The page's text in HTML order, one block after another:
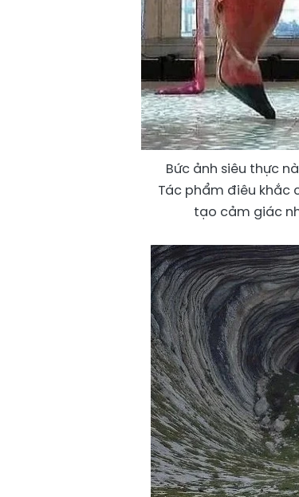
Bức ảnh siêu thực
Tác phẩm điêu khắc
tạo cảm giác